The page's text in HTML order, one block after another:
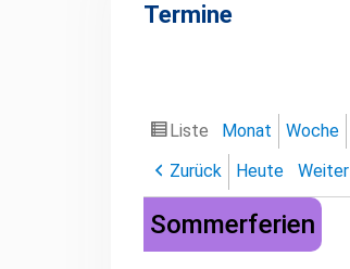
Termine
Ansicht
als
Liste Monat Woche
Zurück
Heute
Weiter
Sommerferien